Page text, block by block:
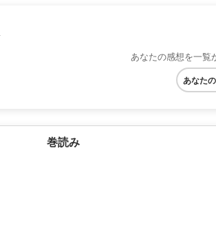
あなたの感想を一覧
あなた
巻読み